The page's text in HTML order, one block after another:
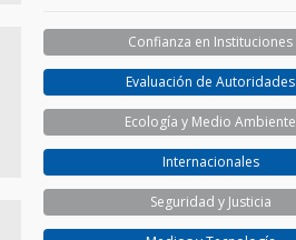
Confianza en Instituciones
Evaluación de Autoridades
Ecología y Medio Ambiente
Internacionales
Seguridad y Justicia